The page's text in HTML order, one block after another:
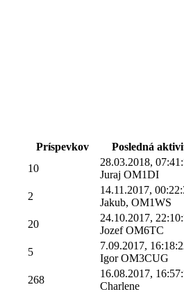
Príspevkov
Posledná
10
28.03.2018,
Juraj OM1DI
2
14.11.2017,
Jakub, OM1WS
20
24.10.2017,
Jozef OM6TC
5
7.09.2017,
Igor OM3CUG
268
16.08.2017,
Charlene